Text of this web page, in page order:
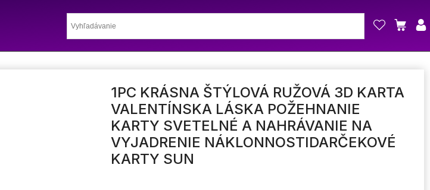
1PC KRÁSNA ŠTÝLOVÁ RUŽOVÁ 3D KARTA
VALENTÍNSKA LÁSKA POŽEHNANIE
KARTY SVETELNÉ A NAHRÁVANIE NA
VYJADRENIE NÁKLONNOSTIDARČEKOVÉ
KARTY SUN